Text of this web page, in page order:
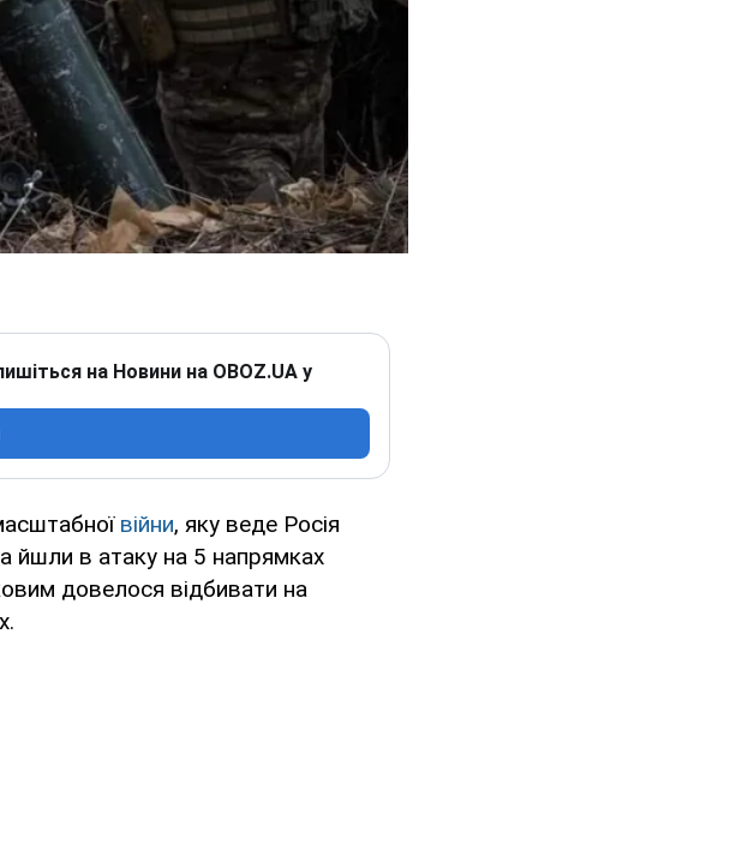
на Новини на OBOZ.UA у
війни, яку веде Росія
йшли в атаку на 5 напрямках
довелося відбивати на